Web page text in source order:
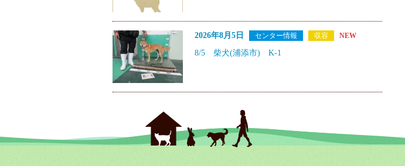
2026年8月5日 センター情報 収容 NEW
8/5 柴犬(浦添市) K-1